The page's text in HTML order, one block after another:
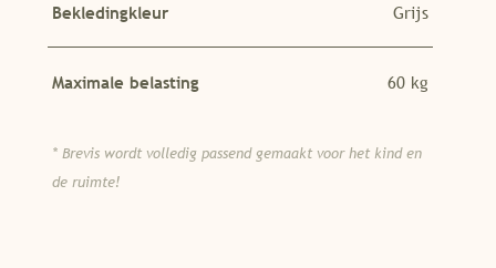
Bekledingkleur Grijs
Maximale belasting 60 kg
* Brevis wordt volledig passend gemaakt voor het kind en
de ruimte!